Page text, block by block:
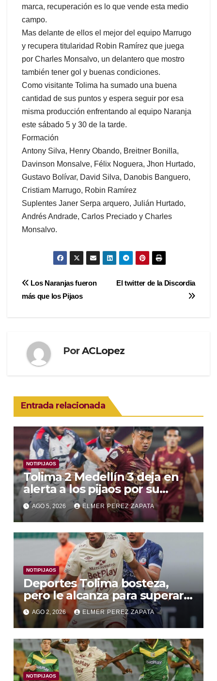
marca, recuperación es lo que vende esta medio
campo.
Mas delante de ellos el mejor del equipo Marrugo
y recupera titularidad Robin Ramírez que juega
por Charles Monsalvo, un delantero que mostro
también tener gol y buenas condiciones.
Como visitante Tolima ha sumado una buena
cantidad de sus puntos y espera seguir por esa
misma producción enfrentando al equipo Naranja
este sábado 5 y 30 de la tarde.
Formación
Antony Silva, Henry Obando, Breitner Bonilla,
Davinson Monsalve, Félix Noguera, Jhon Hurtado,
Gustavo Bolívar, David Silva, Danobis Banguero,
Cristiam Marrugo, Robin Ramírez
Suplentes Janer Serpa arquero, Julián Hurtado,
Andrés Andrade, Carlos Preciado y Charles
Monsalvo.
Navegación
El twitter de la Discordia
Los Naranjas fueron
más que los Pijaos
PorACLopez
Entrada relacionada
NOTIPIJAOS
Tolima 2 Medellín 3 deja en
alerta a los pijaos por su
fútbol irregular
AGO 5, 2026 ELMER PEREZ ZAPATA
NOTIPIJAOS
Deportes Tolima bosteza,
pero le alcanza para superar a
Alianza Valledupar 2 A 1
AGO 2, 2026 ELMER PEREZ ZAPATA
NOTIPIJAOS